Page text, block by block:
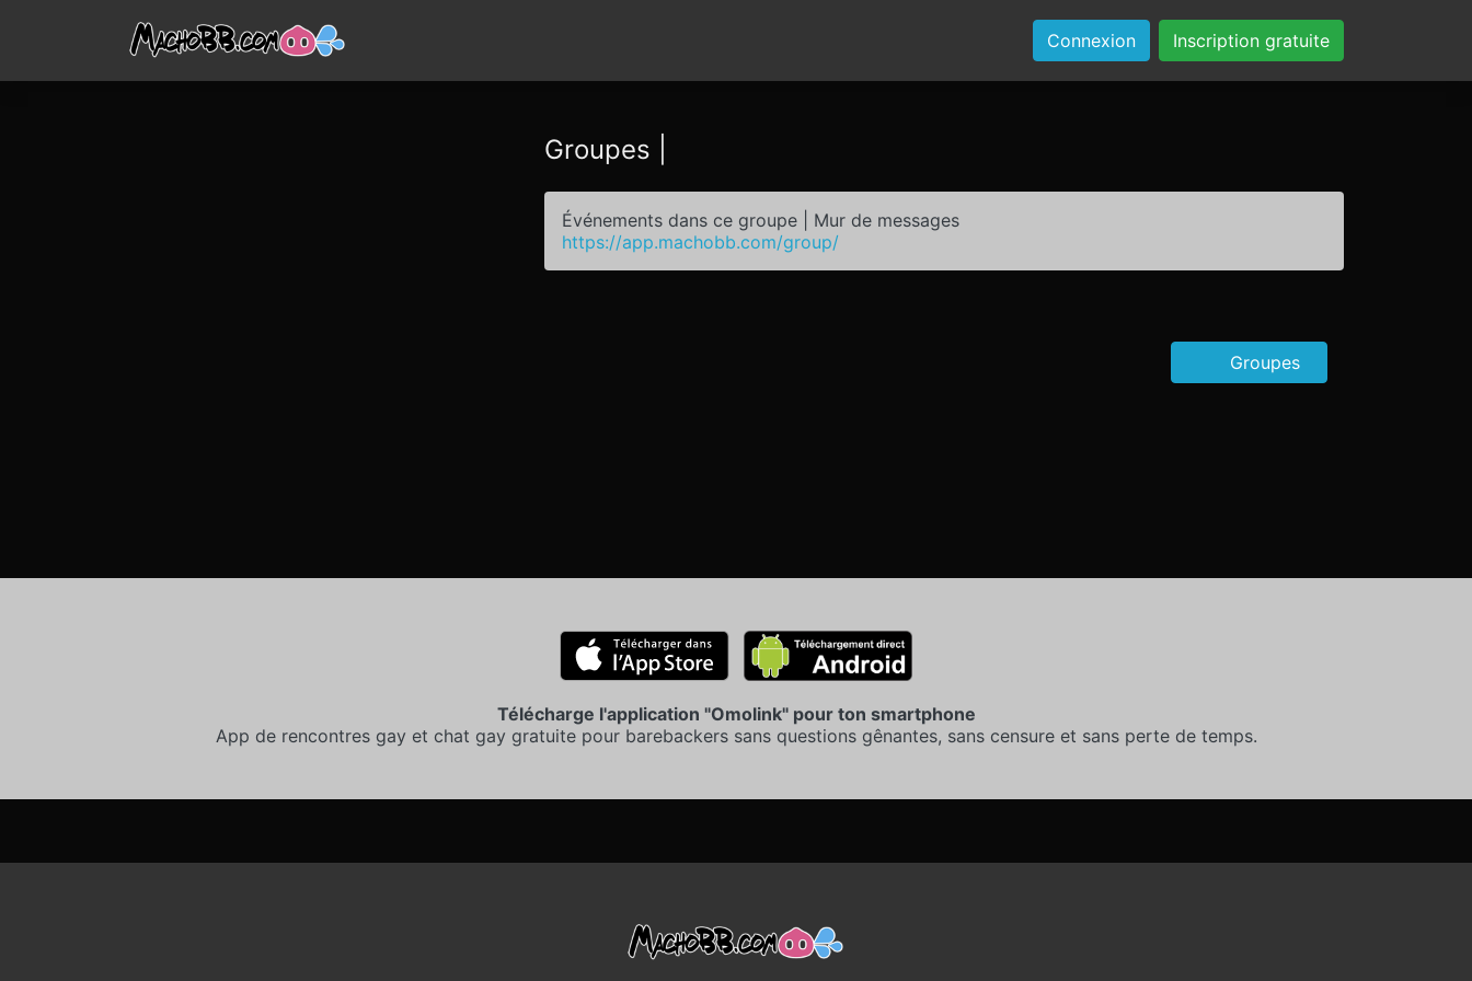
Connexion Inscription gratuite
Groupes |
Événements dans ce groupe | Mur de messages
https://app.machobb.com/group/
Groupes
Télécharge l'application "Omolink" pour ton smartphone
App de rencontres gay et chat gay gratuite pour barebackers sans questions gênantes, sans censure et sans perte de temps.